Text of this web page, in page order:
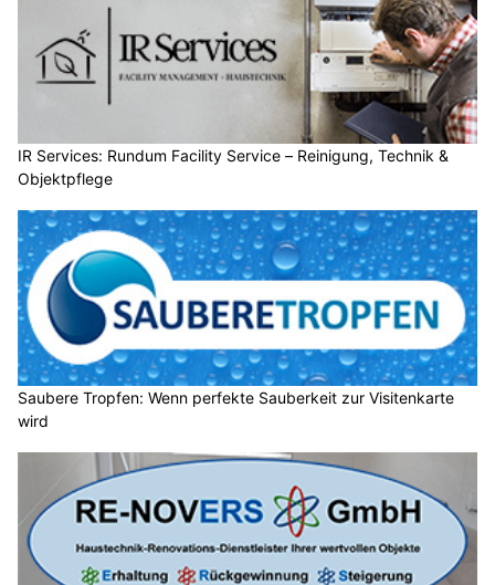
IR Services: Rundum Facility Service – Reinigung, Technik &
Objektpflege
Saubere Tropfen: Wenn perfekte Sauberkeit zur Visitenkarte
wird